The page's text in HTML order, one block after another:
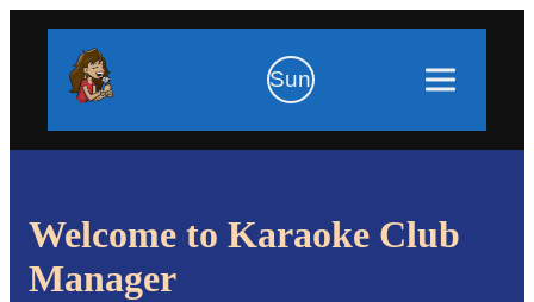
Sun
Welcome to Karaoke Club
Manager